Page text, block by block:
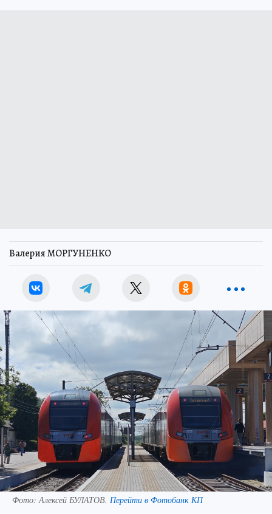
Валерия МОРГУНЕНКО
Фото: Алексей БУЛАТОВ. Перейти в Фотобанк КП